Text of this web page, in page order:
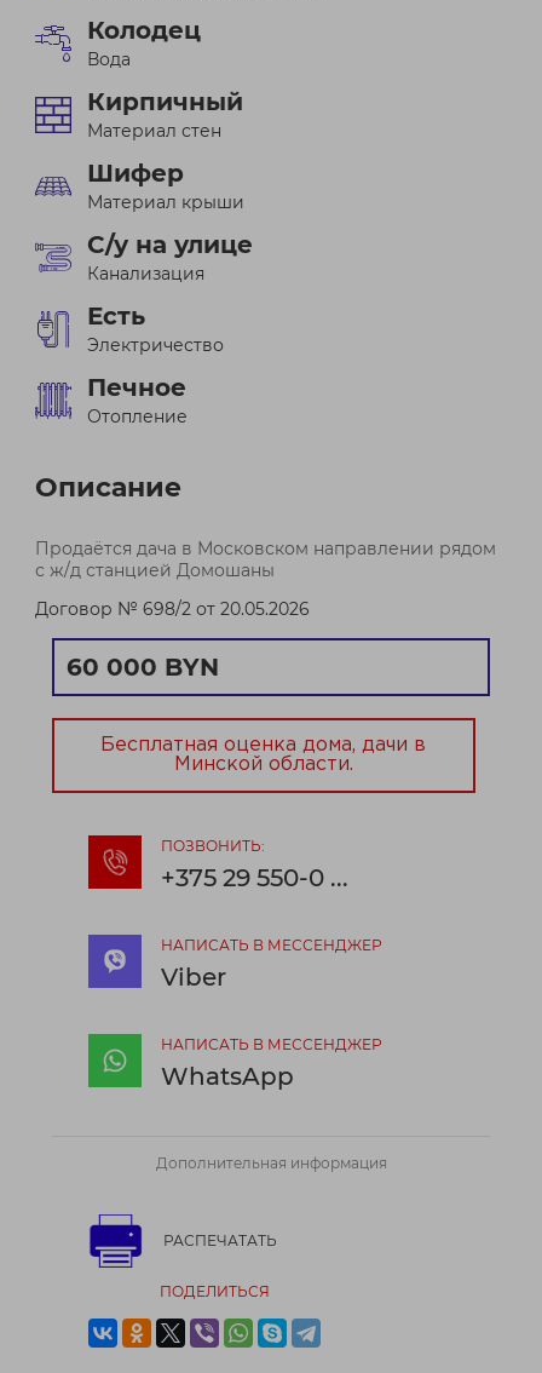
Колодец
Вода
Кирпичный
Материал стен
Шифер
Материал крыши
С/у на улице
Канализация
Есть
Электричество
Печное
Отопление
Описание
Продаётся дача в Московском направлении рядом
с ж/д станцией Домошаны
Договор № 698/2 от 20.05.2026
60 000 BYN
Бесплатная оценка дома, дачи в
Минской области.
ПОЗВОНИТЬ:
+375 29 550-0 ...
НАПИСАТЬ В МЕССЕНДЖЕР
Viber
НАПИСАТЬ В МЕССЕНДЖЕР
WhatsApp
Дополнительная информация
РАСПЕЧАТАТЬ
ПОДЕЛИТЬСЯ